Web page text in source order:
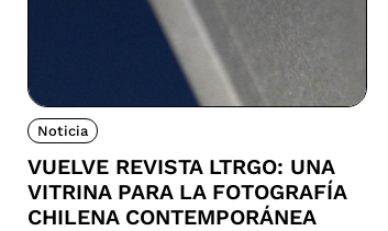
Noticia
VUELVE REVISTA LTRGO: UNA
VITRINA PARA LA FOTOGRAFÍA
CHILENA CONTEMPORÁNEA